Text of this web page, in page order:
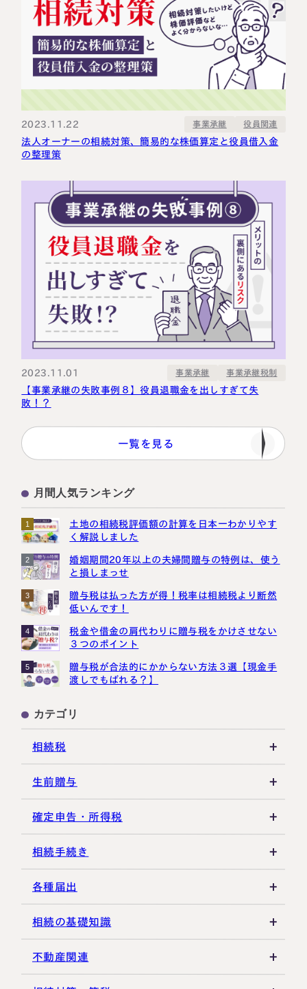
2023.11.22 事業承継 役員関連
法人オーナーの相続対策、簡易的な株価算定と役員借入金
の整理策
2023.11.01 事業承継 事業承継税制
【事業承継の失敗事例８】役員退職金を出しすぎて失
敗！？
一覧を見る
月間人気ランキング
1
土地の相続税評価額の計算を日本一わかりやす
く解説しました
2
婚姻期間20年以上の夫婦間贈与の特例は、使う
と損しまっせ
3
贈与税は払った方が得！税率は相続税より断然
低いんです！
4
税金や借金の肩代わりに贈与税をかけさせない
３つのポイント
5
贈与税が合法的にかからない方法３選【現金手
渡しでもばれる？】
カテゴリ
相続税
相続税の基礎知識
税務調査・申告実務
各種控除・特例
生前贈与
贈与税の基礎知識
贈与の特例制度
生前贈与
その他贈与関連
確定申告・所得税
譲渡所得
その他所得税
相続手続き
遺言書
遺留分
遺産分割
各種届出
税金の納付
死亡届・届出関連
相続の基礎知識
法定相続人・法定相続分
不動産関連